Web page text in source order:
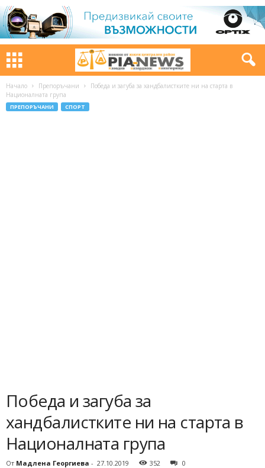
Начало Препоръчани
Победа и загуба за хандбалистките ни на старта в
Националната група
ПРЕПОРЪЧАНИ СПОРТ
Победа и загуба за
хандбалистките ни на старта в
Националната група
От Мадлена Георгиева - 27.10.2019 352 0